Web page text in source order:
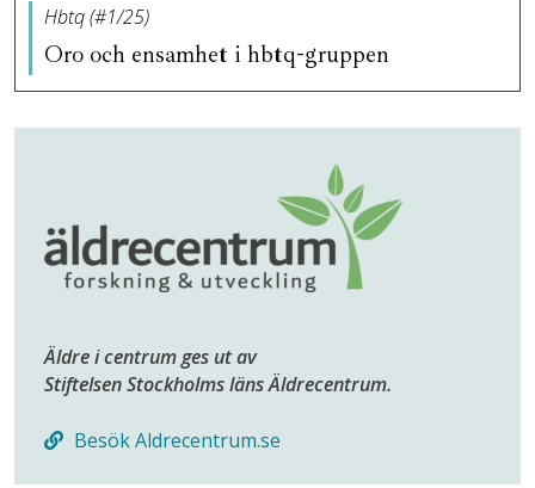
Hbtq (#1/25)
Oro och ensamhet i hbtq-gruppen
Äldre i centrum ges ut av
Stiftelsen Stockholms läns Äldrecentrum.
Besök Aldrecentrum.se